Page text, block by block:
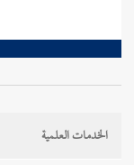
الخدمات العلمية